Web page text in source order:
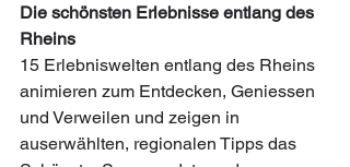
Die schönsten Erlebnisse entlang des
Rheins
15 Erlebniswelten entlang des Rheins
animieren zum Entdecken, Geniessen
und Verweilen und zeigen in
auserwählten, regionalen Tipps das